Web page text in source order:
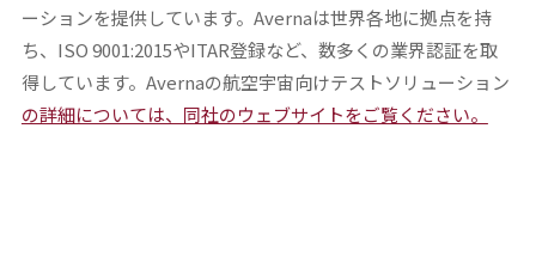
ーションを提供しています。Avernaは世界各地に拠点を持
ち、ISO 9001:2015やITAR登録など、数多くの業界認証を取
得しています。Avernaの航空宇宙向けテストソリューション
の詳細については、同社のウェブサイトをご覧ください。